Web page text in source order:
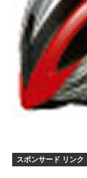
スポンサード リンク